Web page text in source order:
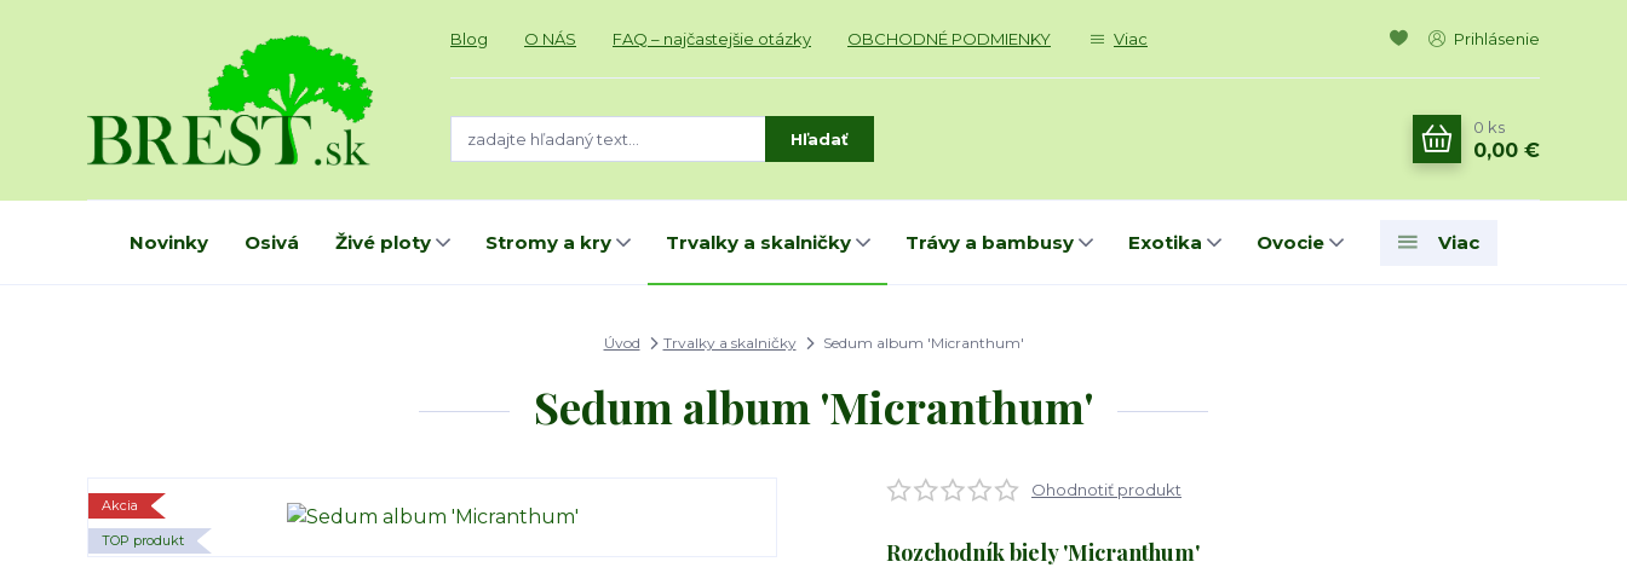
Blog O NÁS FAQ – najčastejšie otázky OBCHODNÉ PODMIENKY Viac Prihlásenie
Hľadať
0 ks
0,00 €
Novinky Osivá Živé ploty Stromy a kry Trvalky a skalničky Trávy a bambusy Exotika Ovocie Viac
Úvod Trvalky a skalničky Sedum album 'Micranthum'
Sedum album 'Micranthum'
Akcia
TOP produkt
Ohodnotiť produkt
Rozchodník biely 'Micranthum'